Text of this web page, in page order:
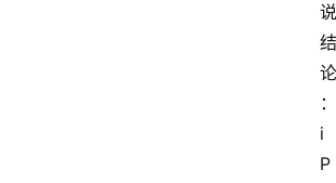
说
结
论
：
i
P